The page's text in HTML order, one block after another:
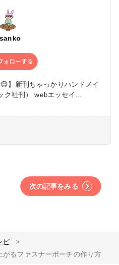
】新刊ちゃっかりハンドメイ
ク社刊） webエッセイ...
次の記事をみる
ピ ＞
るファスナーポーチの作り方